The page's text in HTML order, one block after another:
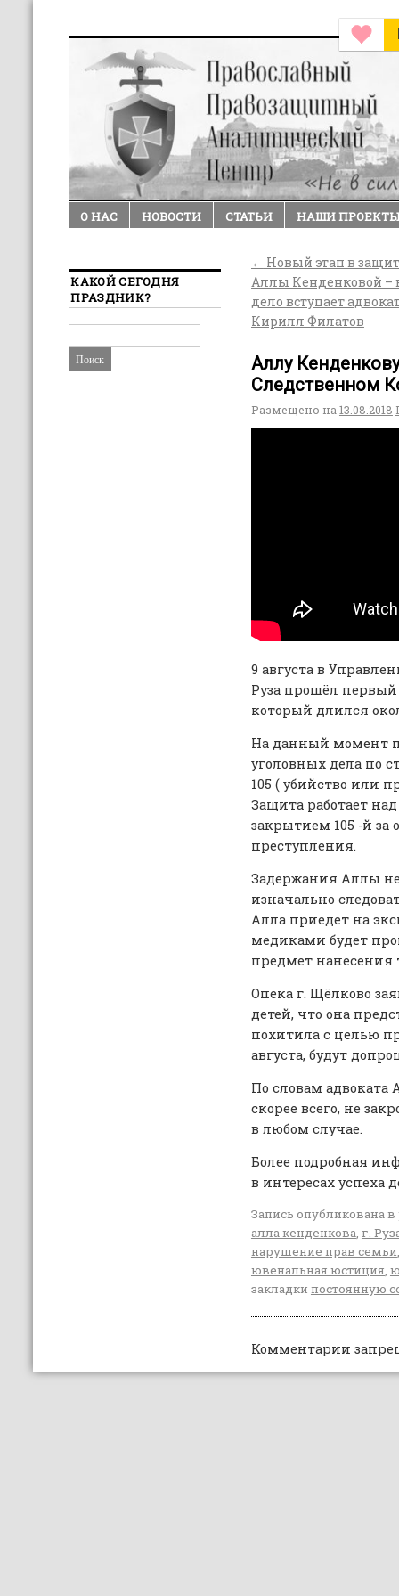
О НАС НОВОСТИ СТАТЬИ НАШИ
← Новый этап в
Аллы Кенденковой –
дело вступает
Кирилл Филатов
Аллу
Следственном
Размещено на 13.08.2018
9 августа в
Руза прошёл
который длился
На данный момент
уголовных дела по
105 ( убийство или
Защита работает
закрытием 105 -й за
преступления.
Задержания Аллы
изначально
Алла приедет на
медиками будет
предмет нанесения
Опека г. Щёлково
детей, что она
похитила с целью
августа, будут
По словам адвоката
скорее всего, не
в любом случае.
Более подробная
в интересах успеха
Запись опубликована
алла кенденкова, г.
нарушение прав семьи
ювенальная юстиция,
закладки постоянную
Комментарии
КАКОЙ СЕГОДНЯ
ПРАЗДНИК?